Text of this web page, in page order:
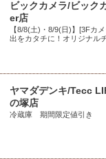
ビックカメラ/ビック
er店
【8/8(土)・8/9(日)】[3Fカ
出をカタチに！オリジナル
ヤマダデンキ/Tecc
の塚店
冷蔵庫 期間限定値引き